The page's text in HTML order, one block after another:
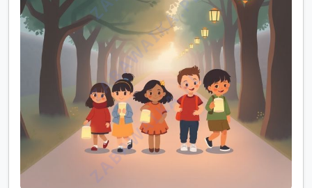
ZABAWAIKA.PL
ZABAWAIKA.PL